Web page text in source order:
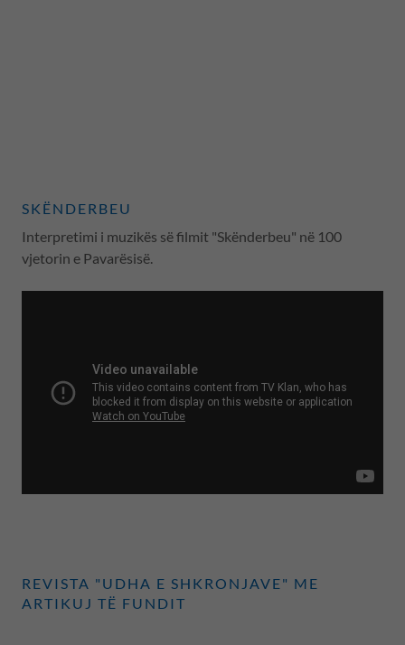
SKËNDERBEU
Interpretimi i muzikës së filmit "Skënderbeu" në 100
vjetorin e Pavarësisë.
REVISTA "UDHA E SHKRONJAVE" ME
ARTIKUJ TË FUNDIT